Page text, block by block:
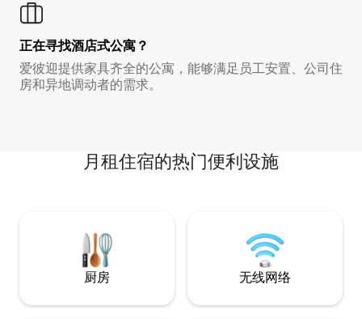
正在寻找酒店式公寓？
爱彼迎提供家具齐全的公寓，能够满足员工安置、公司住
房和异地调动者的需求。
月租住宿的热门便利设施
厨房 无线网络